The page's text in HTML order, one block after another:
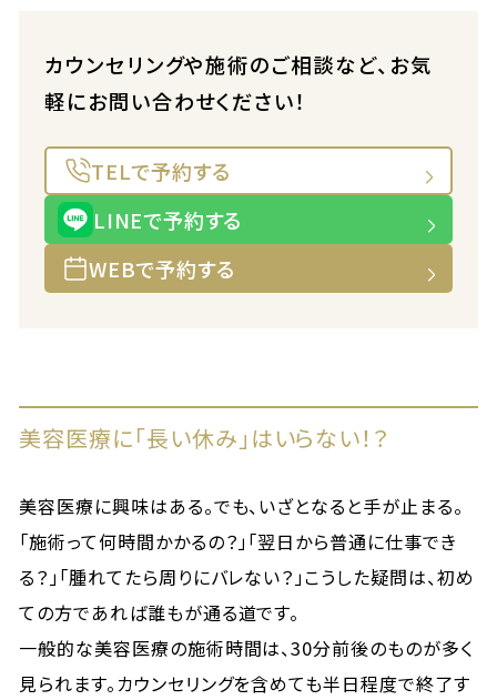
カウンセリングや施術のご相談など、お気
軽にお問い合わせください！
TELで予約する
LINEで予約する
WEBで予約する
美容医療に「長い休み」はいらない！？
美容医療に興味はある。でも、いざとなると手が止まる。
「施術って何時間かかるの？」「翌日から普通に仕事でき
る？」「腫れてたら周りにバレない？」こうした疑問は、初め
ての方であれば誰もが通る道です。
一般的な美容医療の施術時間は、30分前後のものが多く
見られます。カウンセリングを含めても半日程度で終了す